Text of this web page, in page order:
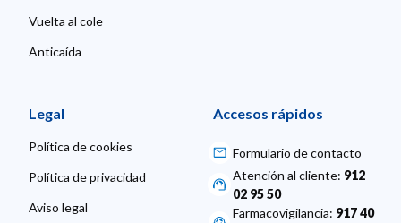
Vuelta al cole
Anticaída
Legal
Política de cookies
Política de privacidad
Aviso legal
Accesos rápidos
Formulario de contacto
Atención al cliente: 912
02 95 50
Farmacovigilancia: 917 40